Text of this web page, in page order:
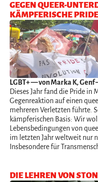
GEGEN QUEER-
KÄMPFERISCHE
LGBT+— von Marka K, Genf
Dieses Jahr fand die Pride in
Gegenreaktion auf einen
mehreren Verletzten führte.
kämpferischen Basis: Wir
Lebensbedingungen von
im letzten Jahr weltweit nur
Insbesondere für
DIE LEHREN VON